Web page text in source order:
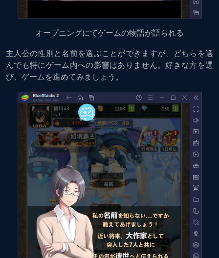
オープニングにてゲームの物語が語られる
主人公の性別と名前を選ぶことができますが、どちらを選
んでも特にゲーム内への影響はありません。好きな方を選
び、ゲームを進めてみましょう。